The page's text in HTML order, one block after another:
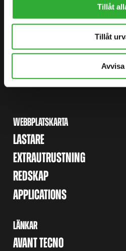
Tillåt
Tillåt
Avvisa
HITTA DIN ÅTERFÖRSÄLJARE
WEBBPLATSKARTA
LASTARE
EXTRAUTRUSTNING
REDSKAP
APPLICATIONS
LÄNKAR
AVANT TECNO